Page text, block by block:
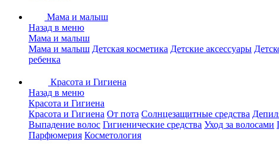
Мама и малыш
Назад в меню
Мама и малыш
Мама и малыш Детская косметика Детские аксессуары
ребенка
Красота и Гигиена
Назад в меню
Красота и Гигиена
Красота и Гигиена От пота Солнцезащитные средства
Выпадение волос Гигиенические средства Уход за волосами
Парфюмерия Косметология